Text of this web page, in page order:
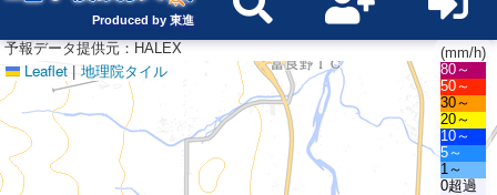
Produced by 東進
Leaflet | 地理院タイル
(mm/h)
80～
50～
30～
20～
10～
5～
1～
0超過
予報データ提供元：HALEX